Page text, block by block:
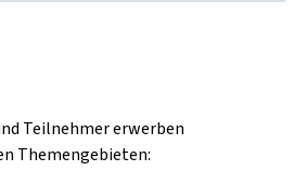
Teilnehmer erwerben
Themengebieten: